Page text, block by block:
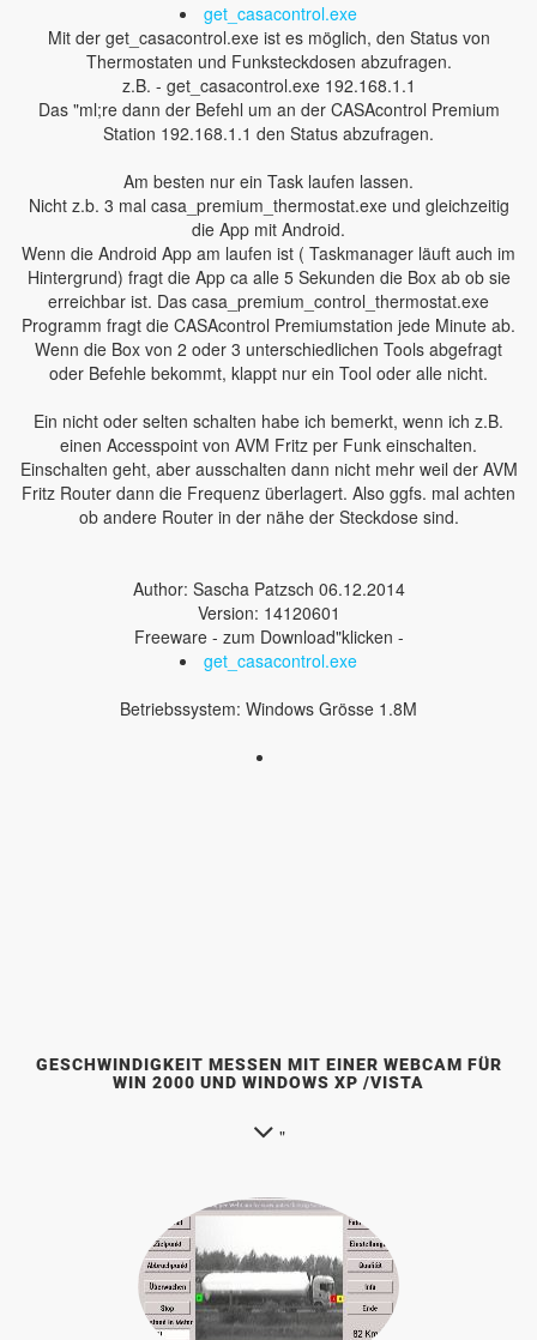
get_casacontrol.exe
Mit der get_casacontrol.exe ist es möglich, den Status von
Thermostaten und Funksteckdosen abzufragen.
z.B. - get_casacontrol.exe 192.168.1.1
Das "ml;re dann der Befehl um an der CASAcontrol Premium
Station 192.168.1.1 den Status abzufragen.
Am besten nur ein Task laufen lassen.
Nicht z.b. 3 mal casa_premium_thermostat.exe und gleichzeitig
die App mit Android.
Wenn die Android App am laufen ist ( Taskmanager läuft auch im
Hintergrund) fragt die App ca alle 5 Sekunden die Box ab ob sie
erreichbar ist. Das casa_premium_control_thermostat.exe
Programm fragt die CASAcontrol Premiumstation jede Minute ab.
Wenn die Box von 2 oder 3 unterschiedlichen Tools abgefragt
oder Befehle bekommt, klappt nur ein Tool oder alle nicht.
Ein nicht oder selten schalten habe ich bemerkt, wenn ich z.B.
einen Accesspoint von AVM Fritz per Funk einschalten.
Einschalten geht, aber ausschalten dann nicht mehr weil der AVM
Fritz Router dann die Frequenz überlagert. Also ggfs. mal achten
ob andere Router in der nähe der Steckdose sind.
Author: Sascha Patzsch 06.12.2014
Version: 14120601
Freeware - zum Download"klicken -
get_casacontrol.exe
Betriebssystem: Windows Grösse 1.8M
GESCHWINDIGKEIT MESSEN MIT EINER WEBCAM FÜR
WIN 2000 UND WINDOWS XP /VISTA
"